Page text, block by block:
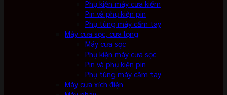
Phụ kiện máy cưa kiếm
Pin và phụ kiện pin
Phụ tùng máy cầm tay
Máy cưa sọc, cưa lọng
Máy cưa sọc
Phụ kiện máy cưa sọc
Pin và phụ kiện pin
Phụ tùng máy cầm tay
Máy cưa xích điện